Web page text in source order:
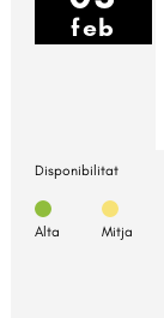
feb
Disponibilitat
Alta Mitja